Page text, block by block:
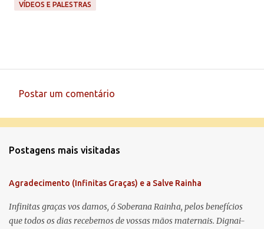
VÍDEOS E PALESTRAS
e
t
á
r
Postar um comentário
Postagens mais visitadas
Agradecimento (Infinitas Graças) e a Salve Rainha
Infinitas graças vos damos, ó Soberana Rainha, pelos benefícios
que todos os dias recebemos de vossas mãos maternais. Dignai-